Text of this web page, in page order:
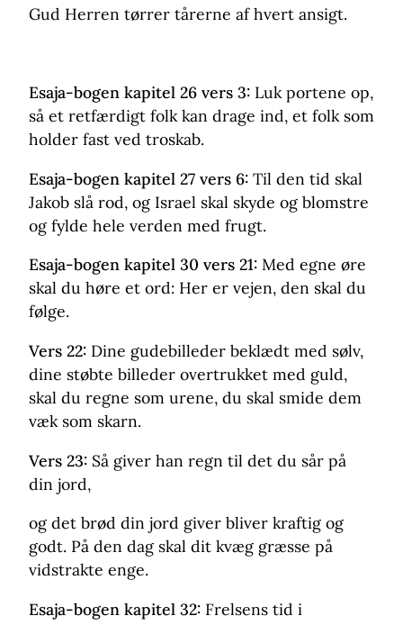
Gud Herren tørrer tårerne af hvert ansigt.
Esaja-bogen kapitel 26 vers 3: Luk portene op,
så et retfærdigt folk kan drage ind, et folk som
holder fast ved troskab.
Esaja-bogen kapitel 27 vers 6: Til den tid skal
Jakob slå rod, og Israel skal skyde og blomstre
og fylde hele verden med frugt.
Esaja-bogen kapitel 30 vers 21: Med egne øre
skal du høre et ord: Her er vejen, den skal du
følge.
Vers 22: Dine gudebilleder beklædt med sølv,
dine støbte billeder overtrukket med guld,
skal du regne som urene, du skal smide dem
væk som skarn.
Vers 23: Så giver han regn til det du sår på
din jord,
og det brød din jord giver bliver kraftig og
godt. På den dag skal dit kvæg græsse på
vidstrakte enge.
Esaja-bogen kapitel 32: Frelsens tid i